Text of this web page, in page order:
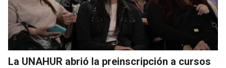
La UNAHUR abrió la preinscripción a cursos